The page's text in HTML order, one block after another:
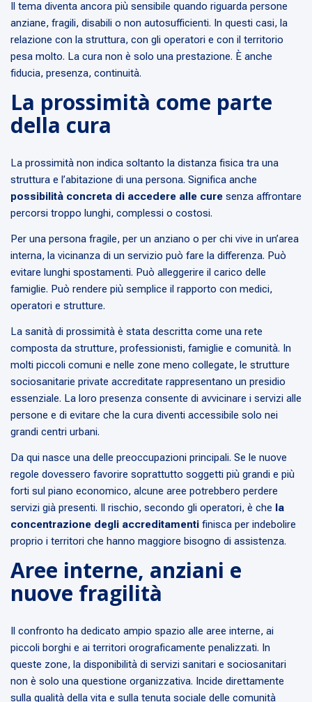
Il tema diventa ancora più sensibile quando riguarda persone
anziane, fragili, disabili o non autosufficienti. In questi casi, la
relazione con la struttura, con gli operatori e con il territorio
pesa molto. La cura non è solo una prestazione. È anche
fiducia, presenza, continuità.
La prossimità come parte
della cura
La prossimità non indica soltanto la distanza fisica tra una
struttura e l’abitazione di una persona. Significa anche
possibilità concreta di accedere alle cure senza affrontare
percorsi troppo lunghi, complessi o costosi.
Per una persona fragile, per un anziano o per chi vive in un’area
interna, la vicinanza di un servizio può fare la differenza. Può
evitare lunghi spostamenti. Può alleggerire il carico delle
famiglie. Può rendere più semplice il rapporto con medici,
operatori e strutture.
La sanità di prossimità è stata descritta come una rete
composta da strutture, professionisti, famiglie e comunità. In
molti piccoli comuni e nelle zone meno collegate, le strutture
sociosanitarie private accreditate rappresentano un presidio
essenziale. La loro presenza consente di avvicinare i servizi alle
persone e di evitare che la cura diventi accessibile solo nei
grandi centri urbani.
Da qui nasce una delle preoccupazioni principali. Se le nuove
regole dovessero favorire soprattutto soggetti più grandi e più
forti sul piano economico, alcune aree potrebbero perdere
servizi già presenti. Il rischio, secondo gli operatori, è che la
concentrazione degli accreditamenti finisca per indebolire
proprio i territori che hanno maggiore bisogno di assistenza.
Aree interne, anziani e
nuove fragilità
Il confronto ha dedicato ampio spazio alle aree interne, ai
piccoli borghi e ai territori orograficamente penalizzati. In
queste zone, la disponibilità di servizi sanitari e sociosanitari
non è solo una questione organizzativa. Incide direttamente
sulla qualità della vita e sulla tenuta sociale delle comunità